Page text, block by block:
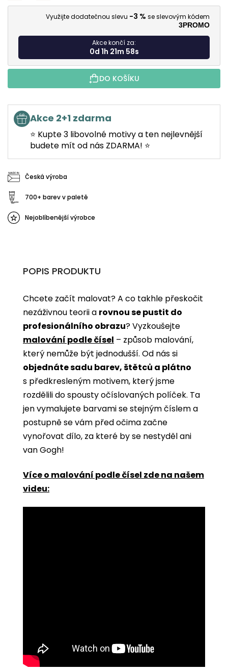
Využijte dodatečnou slevu -3 % se slevovým kódem
3PROMO
Akce končí za:
0d 1h 21m 57s
DO KOŠÍKU
Akce 2+1 zdarma
⭐ Kupte 3 libovolné motivy a ten nejlevnější
budete mít od nás ZDARMA! ⭐
Česká výroba
700+ barev v paletě
Nejoblíbenější výrobce
POPIS PRODUKTU
Chcete začít malovat? A co takhle přeskočit
nezáživnou teorii a rovnou se pustit do
profesionálního obrazu? Vyzkoušejte
malování podle čísel ­­– způsob malování,
který nemůže být jednodušší. Od nás si
objednáte sadu barev, štětců a plátno
s předkresleným motivem, který jsme
rozdělili do spousty očíslovaných políček. Ta
jen vymalujete barvami se stejným číslem a
postupně se vám před očima začne
vynořovat dílo, za které by se nestyděl ani
van Gogh!
Více o malování podle čísel zde na našem
videu: